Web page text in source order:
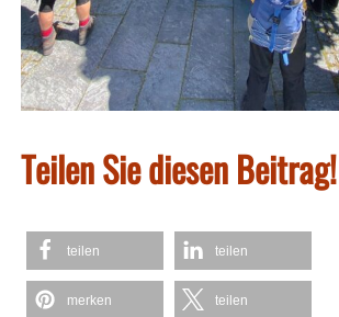
Teilen Sie diesen Beitrag!
teilen teilen
merken teilen